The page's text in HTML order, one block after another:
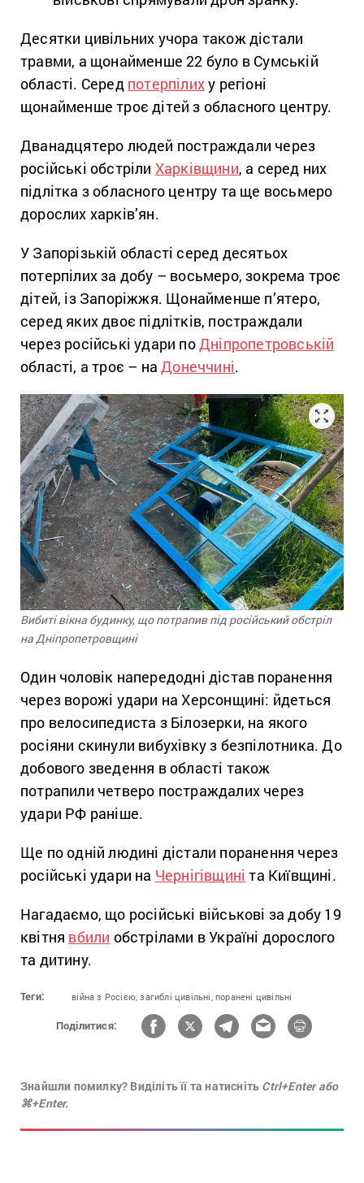
Десятки цивільних учора також дістали
травми, а щонайменше 22 було в Сумській
області. Серед потерпілиху регіоні
щонайменше троє дітей з обласного центру.
Дванадцятеро людей постраждали через
російські обстріли Харківщини, а серед них
підлітка з обласного центру та ще восьмеро
дорослих харків’ян.
У Запорізькій області серед десятьох
потерпілих за добу – восьмеро, зокрема троє
дітей, із Запоріжжя. Щонайменше п’ятеро,
серед яких двоє підлітків, постраждали
через російські удари поДніпропетровській
області, а троє – наДонеччині.
Вибиті вікна будинку, що потрапив під російський обстріл
на Дніпропетровщині
Один чоловік напередодні дістав поранення
через ворожі удари на Херсонщині: йдеться
про велосипедиста з Білозерки, на якого
росіяни скинули вибухівку з безпілотника. До
добового зведення в області також
потрапили четверо постраждалих через
удари РФ раніше.
Ще по одній людині дістали поранення через
російські удари на Чернігівщині та Київщині.
Нагадаємо, що російські військові за добу 19
квітня вбили обстрілами в Україні дорослого
та дитину.
Теги: війна з Росією, загиблі цивільні, поранені цивільні
Поділитися:
Знайшли помилку? Виділіть її та натисніть Ctrl+Enter або
⌘+Enter.